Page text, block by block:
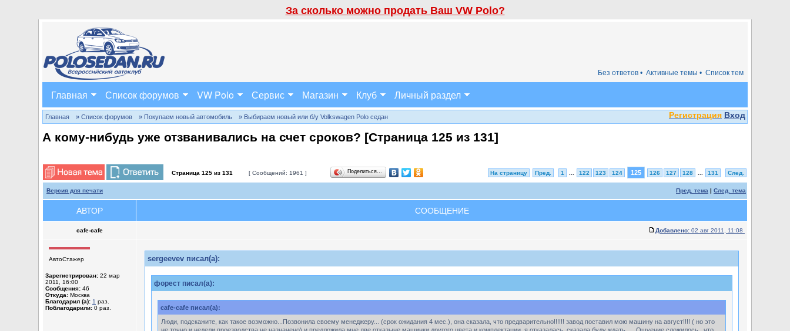
За сколько можно продать Ваш VW Polo?
Список тем
Активные темы •
Без ответов •
Главная Список форумов VW Polo Сервис Магазин Клуб Личный раздел
Регистрация Вход
Главная » Список форумов » Покупаем новый автомобиль » Выбираем новый или б/у Volkswagen Polo седан
А кому-нибудь уже отзванивались на счет сроков? [Страница 125 из 131]
Страница 125 из 131 [ Сообщений: 1961 ] Поделиться… На страницу Пред. 1 122 123 124 125 126 127 128 131 След.
Версия для печати Пред. тема | След. тема
АВТОР СООБЩЕНИЕ
cafe-cafe Добавлено: 02 авг 2011, 11:08
АвтоСтажер
Зарегистрирован: 22 мар
2011, 16:00
Сообщения: 46
Откуда: Москва
Благодарил (а): 1 раз.
Поблагодарили: 0 раз.
sergeevev писал(а):
форест писал(а):
cafe-cafe писал(а):
Люди, подскажите, как такое возможно...Позвонила своему менеджеру... (срок ожидания 4 мес.), она сказала, что предварительно!!!!!! завод поставил мою машину на август!!!! ( но это